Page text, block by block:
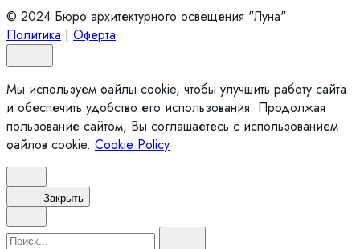
© 2024 Бюро архитектурного освещения "Луна"
Политика | Оферта
Мы используем файлы cookie, чтобы улучшить работу сайта
и обеспечить удобство его использования. Продолжая
пользование сайтом, Вы соглашаетесь с использованием
файлов cookie. Cookie Policy
Закрыть
Search